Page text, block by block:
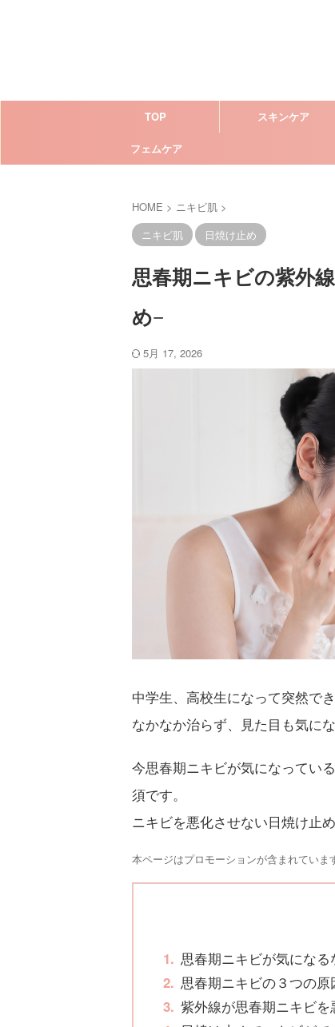
TOP スキンケア
フェムケア
HOME > ニキビ肌 >
ニキビ肌
日焼け止め
思春期ニキビの紫外
め−
5月 17, 2026
中学生、高校生になって突然で
なかなか治らず、見た目も気に
今思春期ニキビが気になってい
須です。
ニキビを悪化させない日焼け止
本ページはプロモーションが含まれていま
思春期ニキビが気にな
思春期ニキビの３つの原
紫外線が思春期ニキビ